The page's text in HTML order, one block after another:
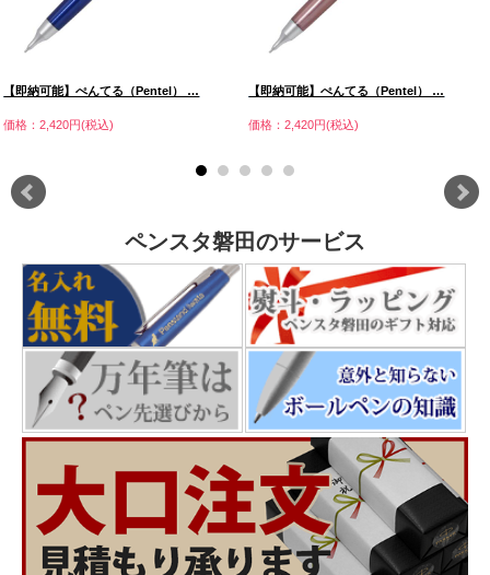
【即納可能】ぺんてる（Pentel） …
価格：2,420円(税込)
【即納可能】ぺんてる（Pentel） …
価格：2,420円(税込)
ペンスタ磐田のサービス